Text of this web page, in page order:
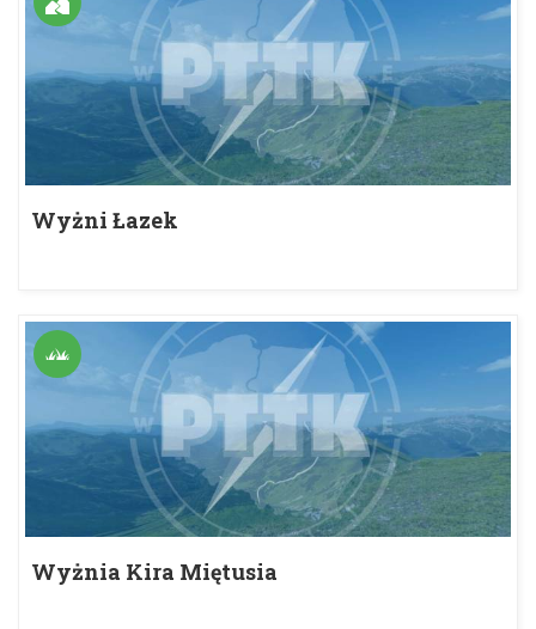
Wyżni Łazek
Wyżnia Kira Miętusia